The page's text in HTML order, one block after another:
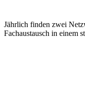
Jährlich finden zwei
Fachaustausch in einem